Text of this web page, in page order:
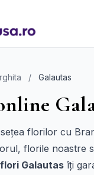
/ Galautas
florilor cu
florile noastre
Galautas îți